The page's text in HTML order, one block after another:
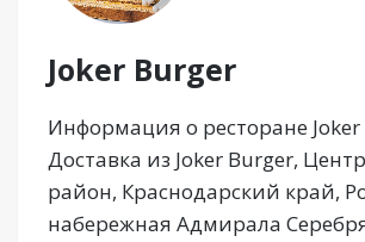
Joker Burger
Информация о ресторане Joker
Доставка из Joker Burger,
район, Краснодарский край,
набережная Адмирала